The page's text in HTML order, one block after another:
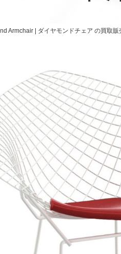
Armchair | ダイヤモンドチェア の買取